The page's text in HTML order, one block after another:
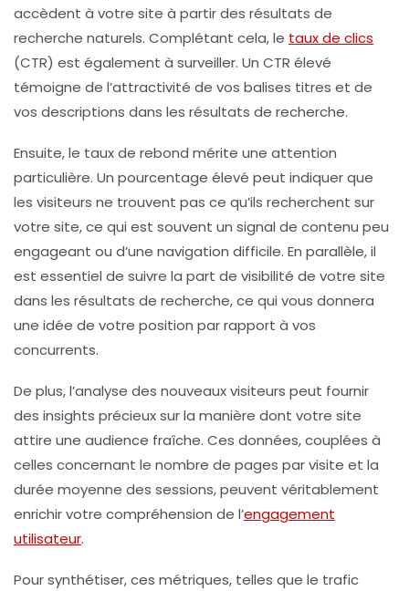
accèdent à votre site à partir des résultats de
recherche naturels. Complétant cela, le taux de clics
(CTR) est également à surveiller. Un CTR élevé
témoigne de l’attractivité de vos balises titres et de
vos descriptions dans les résultats de recherche.
Ensuite, le taux de rebond mérite une attention
particulière. Un pourcentage élevé peut indiquer que
les visiteurs ne trouvent pas ce qu’ils recherchent sur
votre site, ce qui est souvent un signal de contenu peu
engageant ou d’une navigation difficile. En parallèle, il
est essentiel de suivre la part de visibilité de votre site
dans les résultats de recherche, ce qui vous donnera
une idée de votre position par rapport à vos
concurrents.
De plus, l’analyse des nouveaux visiteurs peut fournir
des insights précieux sur la manière dont votre site
attire une audience fraîche. Ces données, couplées à
celles concernant le nombre de pages par visite et la
durée moyenne des sessions, peuvent véritablement
enrichir votre compréhension de l’engagement
utilisateur.
Pour synthétiser, ces métriques, telles que le trafic